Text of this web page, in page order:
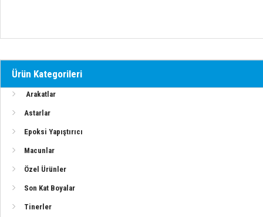
Zehirli Boyalar
Teknomar Ürünler (PDF)
Alexseal Ürünleri
Deniz Kuvvetleri Boya Sistemleri
Ahşap Tekneler İçin Sistem (Epoksi-Elyaf)
Ürün Kategorileri
Arakatlar
Astarlar
Epoksi Yapıştırıcı
Macunlar
Özel Ürünler
Son Kat Boyalar
Tinerler